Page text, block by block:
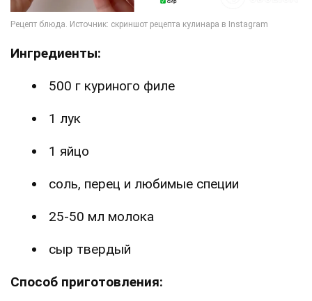
Ингредиенты:
500 г куриного филе
1 лук
1 яйцо
соль, перец и любимые специи
25-50 мл молока
сыр твердый
Способ приготовления: